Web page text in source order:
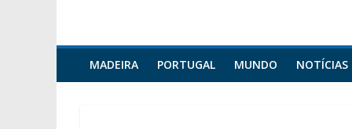
MADEIRA PORTUGAL MUNDO NOTÍCIAS